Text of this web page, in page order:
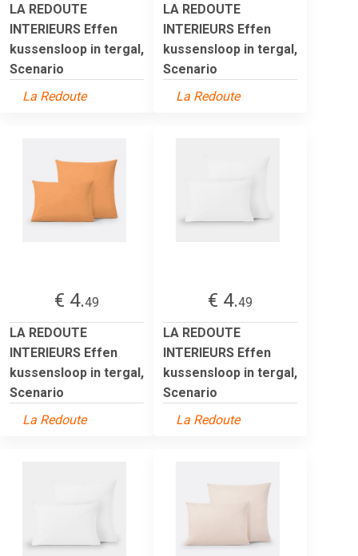
LA REDOUTE
INTERIEURS Effen
kussensloop in tergal,
Scenario
La Redoute
LA REDOUTE
INTERIEURS Effen
kussensloop in tergal,
Scenario
La Redoute
€ 4.49
LA REDOUTE
INTERIEURS Effen
kussensloop in tergal,
Scenario
La Redoute
€ 4.49
LA REDOUTE
INTERIEURS Effen
kussensloop in tergal,
Scenario
La Redoute